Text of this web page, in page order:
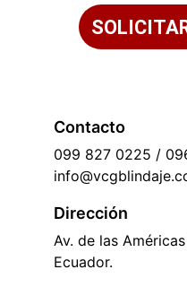
Dirección
Av. de las
Ecuador.
Contacto
099 827 0225 /